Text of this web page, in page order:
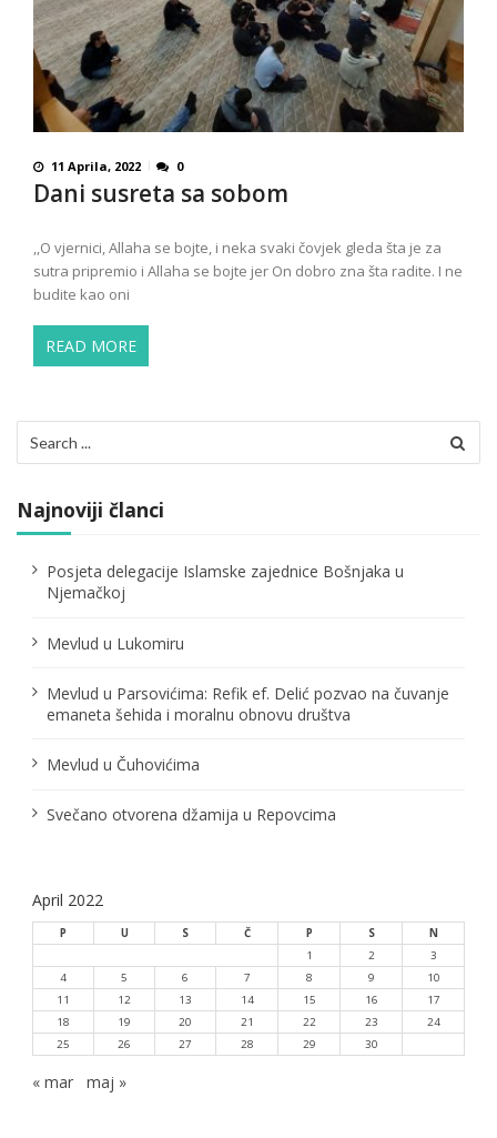
11 Aprila, 2022 0
Dani susreta sa sobom
,,O vjernici, Allaha se bojte, i neka svaki čovjek gleda šta je za
sutra pripremio i Allaha se bojte jer On dobro zna šta radite. I ne
budite kao oni
READ MORE
for:
Najnoviji članci
Posjeta delegacije Islamske zajednice Bošnjaka u
Njemačkoj
Mevlud u Lukomiru
Mevlud u Parsovićima: Refik ef. Delić pozvao na čuvanje
emaneta šehida i moralnu obnovu društva
Mevlud u Čuhovićima
Svečano otvorena džamija u Repovcima
April 2022
P U S Č P S
N
1
2
3
4
5 6 7 8 9
10
11
12 13 14 15 16
17
18
19 20 21 22 23
24
25
26 27 28 29 30
« mar maj »